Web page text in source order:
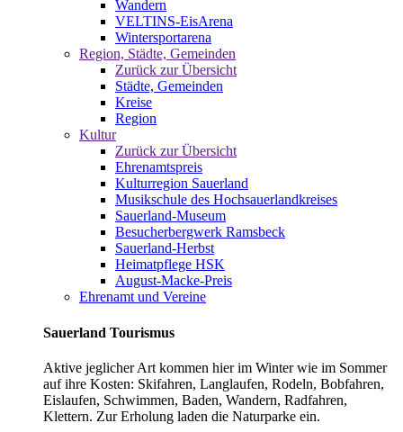
Wandern
VELTINS-EisArena
Wintersportarena
Region, Städte, Gemeinden
Zurück zur Übersicht
Städte, Gemeinden
Kreise
Region
Kultur
Zurück zur Übersicht
Ehrenamtspreis
Kulturregion Sauerland
Musikschule des Hochsauerlandkreises
Sauerland-Museum
Besucherbergwerk Ramsbeck
Sauerland-Herbst
Heimatpflege HSK
August-Macke-Preis
Ehrenamt und Vereine
Sauerland Tourismus
Aktive jeglicher Art kommen hier im Winter wie im Sommer
auf ihre Kosten: Skifahren, Langlaufen, Rodeln, Bobfahren,
Eislaufen, Schwimmen, Baden, Wandern, Radfahren,
Klettern. Zur Erholung laden die Naturparke ein.